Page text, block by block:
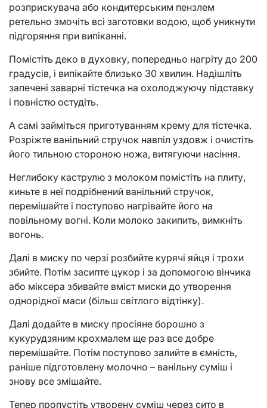
розприскувача або кондитерським пензлем
ретельно змочіть всі заготовки водою, щоб уникнути
підгоряння при випіканні.
Помістіть деко в духовку, попередньо нагріту до 200
градусів, і випікайте близько 30 хвилин. Надішліть
запечені заварні тістечка на охолоджуючу підставку
і повністю остудіть.
А самі займіться приготуванням крему для тістечка.
Розріжте ванільний стручок навпіл уздовж і очистіть
його тильною стороною ножа, витягуючи насіння.
Неглибоку каструлю з молоком помістіть на плиту,
киньте в неї подрібнений ванільний стручок,
перемішайте і поступово нагрівайте його на
повільному вогні. Коли молоко закипить, вимкніть
вогонь.
Далі в миску по черзі розбийте курячі яйця і трохи
збийте. Потім засипте цукор і за допомогою вінчика
або міксера збивайте вміст миски до утворення
однорідної маси (більш світлого відтінку).
Далі додайте в миску просіяне борошно з
кукурудзяним крохмалем ще раз все добре
перемішайте. Потім поступово залийте в ємність,
раніше підготовлену молочно – ванільну суміш і
знову все змішайте.
Тепер пропустіть утворену суміш через сито в